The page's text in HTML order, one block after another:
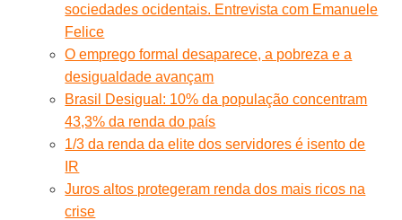
sociedades ocidentais. Entrevista com Emanuele
Felice
O emprego formal desaparece, a pobreza e a
desigualdade avançam
Brasil Desigual: 10% da população concentram
43,3% da renda do país
1/3 da renda da elite dos servidores é isento de
IR
Juros altos protegeram renda dos mais ricos na
crise